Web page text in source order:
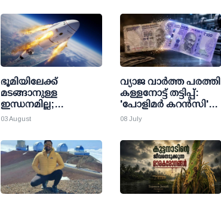
ഭൂമിയിലേക്ക്
മടങ്ങാനുള്ള
ഇന്ധനമില്ല;
ചന്ദ്രോപരിതലത്തില്‍
ഇല്ലാതാകാന്‍ സ്പേസ്
എക്‌സ് റോക്കറ്റ്
03 August
വ്യാജ വാര്‍ത്ത പരത്തി
കള്ളനോട്ട് തട്ടിപ്പ്:
'പോളിമര്‍ കറന്‍സി'
കെണിയില്‍ വീഴരുത്!
08 July